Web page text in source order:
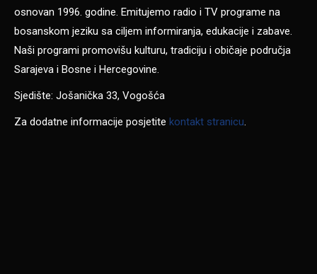
osnovan 1996. godine. Emitujemo radio i TV programe na
bosanskom jeziku sa ciljem informiranja, edukacije i zabave.
Naši programi promovišu kulturu, tradiciju i običaje područja
Sarajeva i Bosne i Hercegovine.
Sjedište: Jošanička 33, Vogošća
Za dodatne informacije posjetite kontakt stranicu